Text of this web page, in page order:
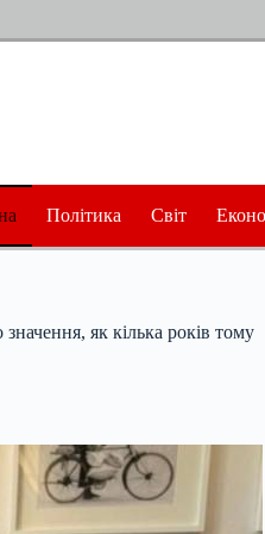
Політика Світ
як кілька років тому